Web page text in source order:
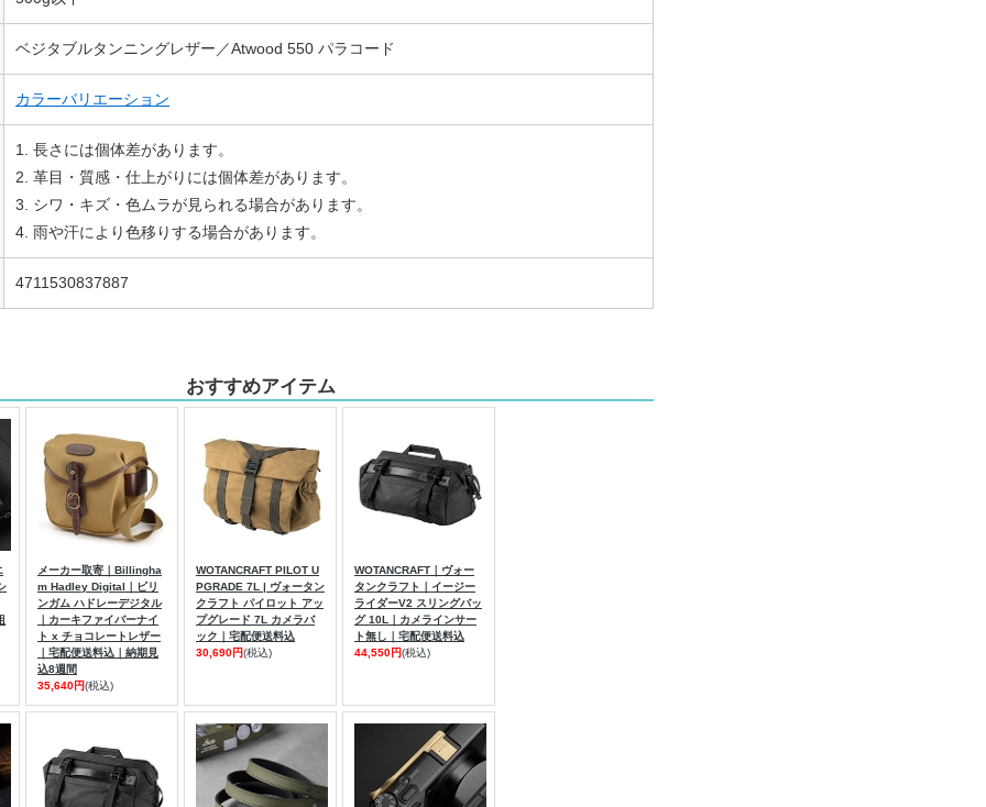
ベジタブルタンニングレザー／Atwood 550 パラコード
カラーバリエーション
1. 長さには個体差があります。
2. 革目・質感・仕上がりには個体差があります。
3. シワ・キズ・色ムラが見られる場合があります。
4. 雨や汗により色移りする場合があります。
4711530837887
おすすめアイテム
メーカー取寄｜Billingha
m Hadley Digital｜ビリ
ンガム ハドレーデジタル
｜カーキファイバーナイ
ト x チョコレートレザー
｜宅配便送料込｜納期見
込8週間
35,640円(税込)
WOTANCRAFT PILOT U
PGRADE 7L | ヴォータン
クラフト パイロット アッ
プグレード 7L カメラバ
ック｜宅配便送料込
30,690円(税込)
WOTANCRAFT｜ヴォー
タンクラフト｜イージー
ライダーV2 スリングバッ
グ 10L｜カメラインサー
ト無し｜宅配便送料込
44,550円(税込)